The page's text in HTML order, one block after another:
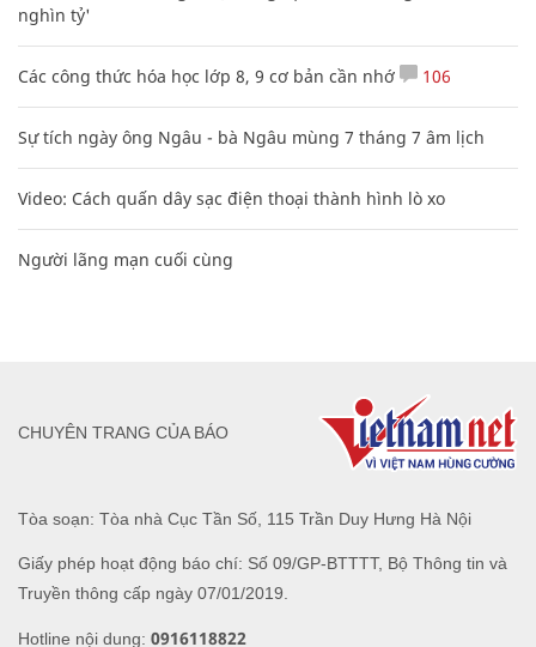
nghìn tỷ'
Các công thức hóa học lớp 8, 9 cơ bản cần nhớ 106
Sự tích ngày ông Ngâu - bà Ngâu mùng 7 tháng 7 âm lịch
Video: Cách quấn dây sạc điện thoại thành hình lò xo
Người lãng mạn cuối cùng
Tòa soạn: Tòa nhà Cục Tần Số, 115 Trần Duy Hưng Hà Nội
Giấy phép hoạt động báo chí: Số 09/GP-BTTTT, Bộ Thông tin và
Truyền thông cấp ngày 07/01/2019.
Hotline nội dung: 0916118822
CHUYÊN TRANG CỦA BÁO